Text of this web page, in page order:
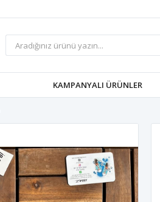
KAMPANYALI ÜRÜNLER